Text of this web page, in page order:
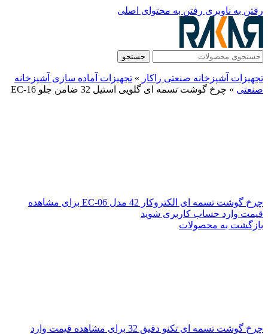
رفتن به ناوبری رفتن به محتوای اصلی
جستجو
تجهیزات آشپزخانه صنعتی راکار » تجهیزات آماده سازی آشپزخانه
صنعتی » چرخ گوشت تسمه ای گلویی استیل 32 ضامن جلو EC-16
چرخ گوشت تسمه ای الکتروکار 42 مدل EC-06
برای مشاهده
قیمت وارد حساب کاربری شوید
بازگشت به محصولات
چرخ گوشت تسمه ای تکنو دقیق 32
برای مشاهده قیمت وارد